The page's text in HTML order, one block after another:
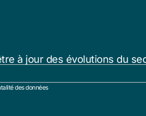
à jour des évolutions du
des données